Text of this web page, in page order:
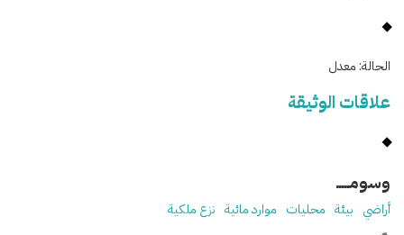
الحالة: معدل
علاقات الوثيقة
وسومـــــ
أراضي بيئة محليات موارد مائية نزع ملكية